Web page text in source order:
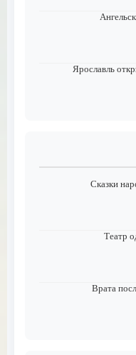
Ярославль
Сказки
Театр
Врата